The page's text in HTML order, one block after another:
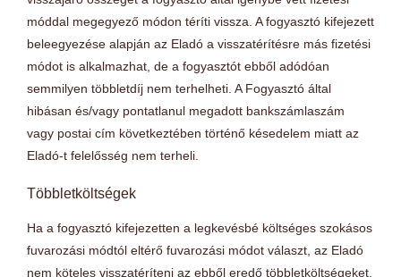
móddal megegyező módon téríti vissza. A fogyasztó kifejezett
beleegyezése alapján az Eladó a visszatérítésre más fizetési
módot is alkalmazhat, de a fogyasztót ebből adódóan
semmilyen többletdíj nem terhelheti. A Fogyasztó által
hibásan és/vagy pontatlanul megadott bankszámlaszám
vagy postai cím következtében történő késedelem miatt az
Eladó-t felelősség nem terheli.
Többletköltségek
Ha a fogyasztó kifejezetten a legkevésbé költséges szokásos
fuvarozási módtól eltérő fuvarozási módot választ, az Eladó
nem köteles visszatéríteni az ebből eredő többletköltségeket.